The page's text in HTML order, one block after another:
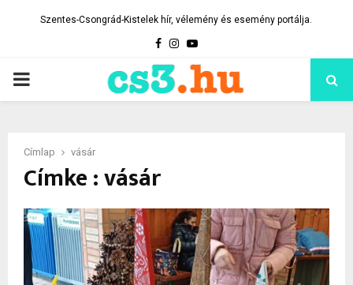
Szentes-Csongrád-Kistelek hír, vélemény és esemény portálja.
Facebook
Instagram
Youtube
PRIMARY
Címlap vásár
Címke : vásár